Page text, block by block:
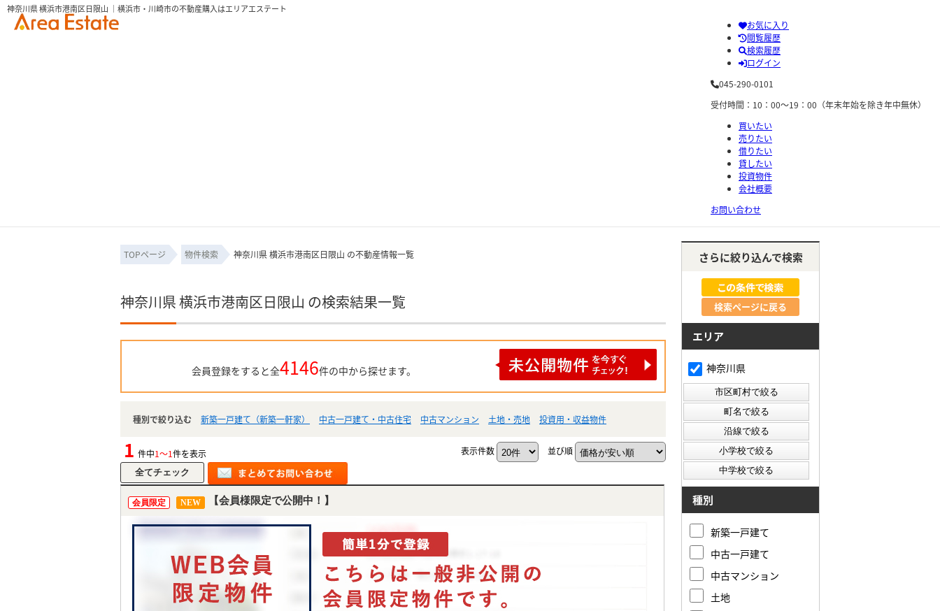
神奈川県 横浜市港南区日限山 ｜横浜市・川崎市の不動産購入はエリアエステート
お気に入り
閲覧履歴
検索履歴
ログイン
045-290-0101
受付時間：10：00～19：00（年末年始を除き年中無休）
買いたい
売りたい
借りたい
貸したい
投資物件
会社概要
お問い合わせ
TOPページ 物件検索 神奈川県 横浜市港南区日限山 の不動産情報一覧
神奈川県 横浜市港南区日限山 の検索結果一覧
会員登録をすると全4146件の中から探せます。
種別で絞り込む 新築一戸建て（新築一軒家） 中古一戸建て・中古住宅 中古マンション 土地・売地 投資用・収益物件
1 件中1～1件を表示 表示件数 並び順
会員限定 NEW 【会員様限定で公開中！】
さらに絞り込んで検索
検索ページに戻る
エリア
神奈川県
種別
新築一戸建て
中古一戸建て
中古マンション
土地